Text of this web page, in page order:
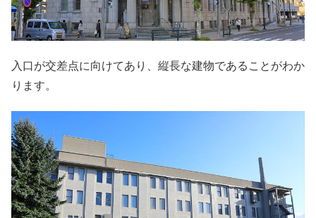
入口が交差点に向けてあり、縦長な建物であることがわか
ります。